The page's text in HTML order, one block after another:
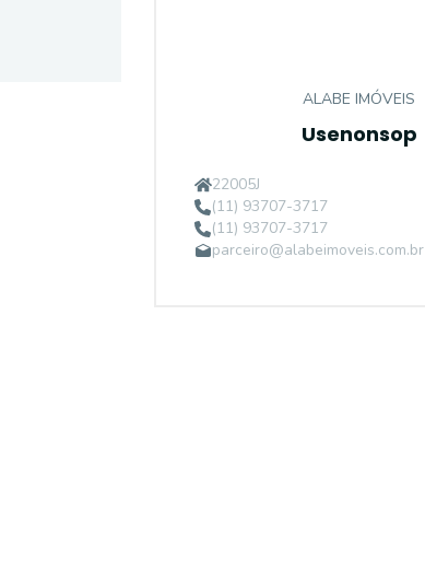
ALABE IMÓVEIS
Usenonsop
22005J
(11) 93707-3717
(11) 93707-3717
parceiro@alabeimoveis.com.br